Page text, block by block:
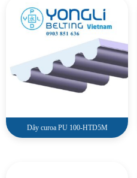
Dây curoa PU 100-HTD5M